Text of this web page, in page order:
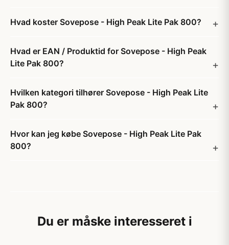
Hvad koster Sovepose - High Peak Lite Pak 800?
Hvad er EAN / Produktid for Sovepose - High Peak
Lite Pak 800?
Hvilken kategori tilhører Sovepose - High Peak Lite
Pak 800?
Hvor kan jeg købe Sovepose - High Peak Lite Pak
800?
Du er måske interesseret i